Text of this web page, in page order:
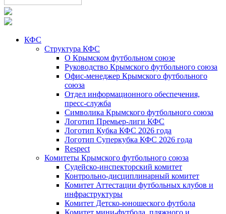
КФС
Структура КФС
О Крымском футбольном союзе
Руководство Крымского футбольного союза
Офис-менеджер Крымского футбольного
союза
Отдел информационного обеспечения,
пресс-служба
Символика Крымского футбольного союза
Логотип Премьер-лиги КФС
Логотип Кубка КФС 2026 года
Логотип Суперкубка КФС 2026 года
Respect
Комитеты Крымского футбольного союза
Судейско-инспекторский комитет
Контрольно-дисциплинарный комитет
Комитет Аттестации футбольных клубов и
инфраструктуры
Комитет Детско-юношеского футбола
Комитет мини-футбола, пляжного и